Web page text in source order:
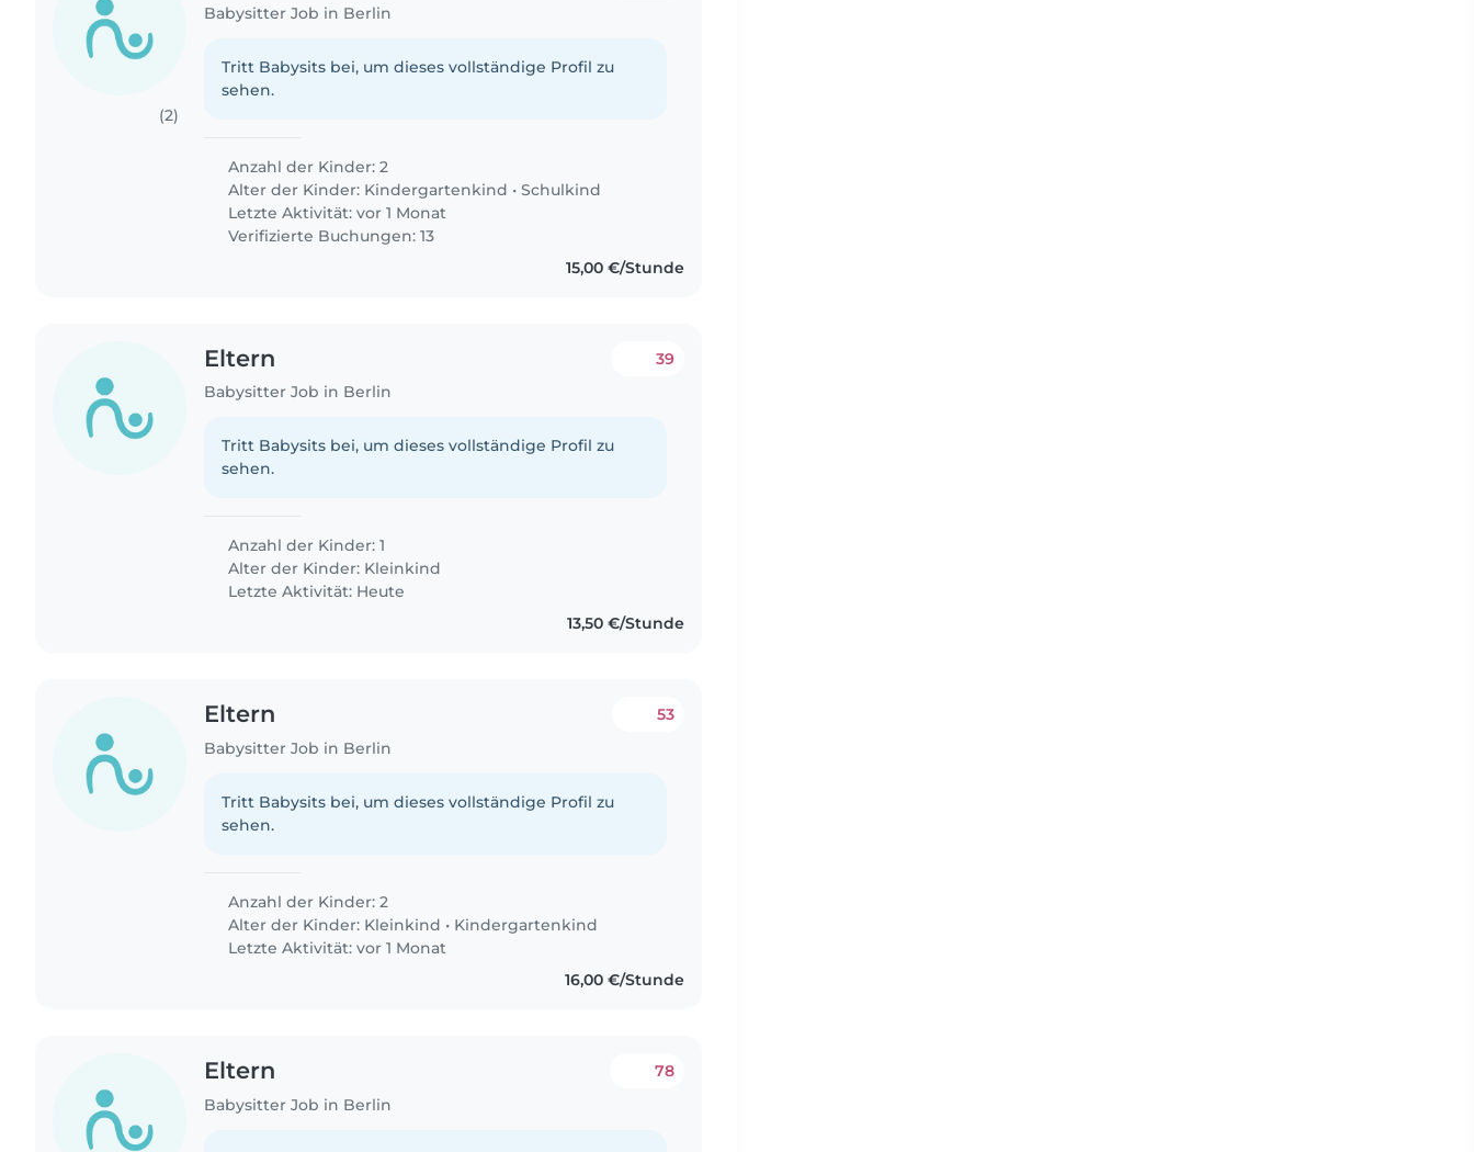
(2)
Babysitter Job in Berlin
Tritt Babysits bei, um dieses vollständige Profil zu
sehen.
Anzahl der Kinder: 2
Alter der Kinder: Kindergartenkind •Schulkind
Letzte Aktivität: vor 1 Monat
Verifizierte Buchungen: 13
15,00 €/Stunde
Eltern
Babysitter Job in Berlin
39
Tritt Babysits bei, um dieses vollständige Profil zu
sehen.
Anzahl der Kinder: 1
Alter der Kinder: Kleinkind
Letzte Aktivität: Heute
13,50 €/Stunde
Eltern
Babysitter Job in Berlin
53
Tritt Babysits bei, um dieses vollständige Profil zu
sehen.
Anzahl der Kinder: 2
Alter der Kinder: Kleinkind • Kindergartenkind
Letzte Aktivität: vor 1 Monat
16,00 €/Stunde
Eltern
Babysitter Job in Berlin
78